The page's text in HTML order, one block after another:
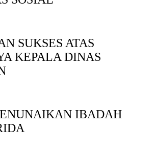
SUKSES ATAS
KEPALA DINAS
IBADAH